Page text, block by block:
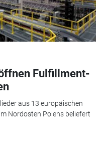
Fulfillment-
aus 13 europäischen
Nordosten Polens beliefert